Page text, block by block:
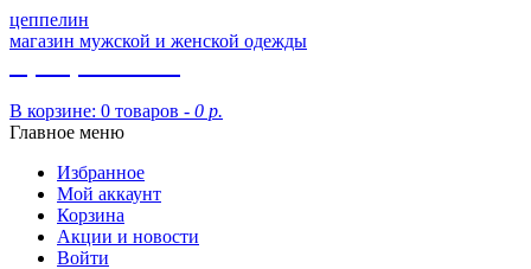
цеппелин
магазин мужской и женской одежды
В корзине: 0 товаров - 0 р.
Главное меню
Избранное
Мой аккаунт
Корзина
Акции и новости
Войти